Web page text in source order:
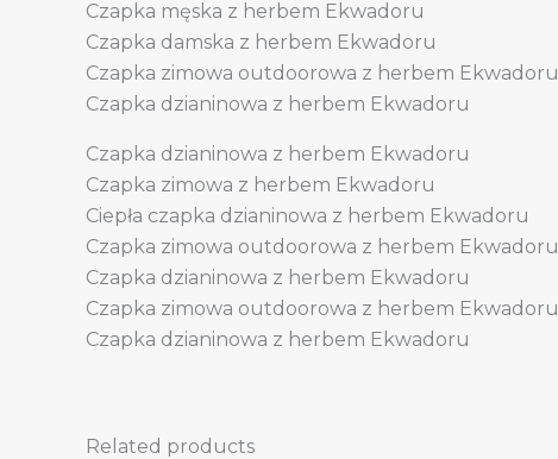
Czapka męska z herbem Ekwadoru
Czapka damska z herbem Ekwadoru
Czapka zimowa outdoorowa z herbem Ekwadoru
Czapka dzianinowa z herbem Ekwadoru
Czapka dzianinowa z herbem Ekwadoru
Czapka zimowa z herbem Ekwadoru
Ciepła czapka dzianinowa z herbem Ekwadoru
Czapka zimowa outdoorowa z herbem Ekwadoru
Czapka dzianinowa z herbem Ekwadoru
Czapka zimowa outdoorowa z herbem Ekwadoru
Czapka dzianinowa z herbem Ekwadoru
Related products